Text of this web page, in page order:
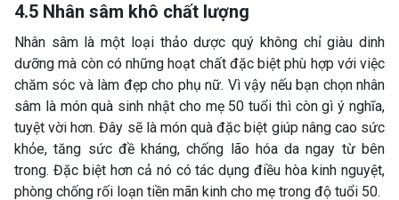
4.5 Nhân sâm khô chất lượng
Nhân sâm là một loại thảo dược quý không chỉ giàu dinh
dưỡng mà còn có những hoạt chất đặc biệt phù hợp với việc
chăm sóc và làm đẹp cho phụ nữ. Vì vậy nếu bạn chọn nhân
sâm là món quà sinh nhật cho mẹ 50 tuổi thì còn gì ý nghĩa,
tuyệt vời hơn. Đây sẽ là món quà đặc biệt giúp nâng cao sức
khỏe, tăng sức đề kháng, chống lão hóa da ngay từ bên
trong. Đặc biệt hơn cả nó có tác dụng điều hòa kinh nguyệt,
phòng chống rối loạn tiền mãn kinh cho mẹ trong độ tuổi 50.